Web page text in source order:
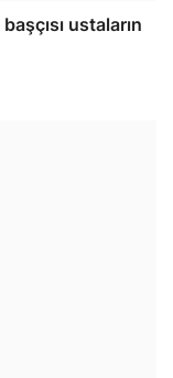
ustaların